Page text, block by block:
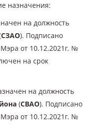
назначения:
на должность
СЗАО). Подписано
от 10.12.2021г. №
на срок
на должность
(СВАО). Подписано
от 10.12.2021г. №